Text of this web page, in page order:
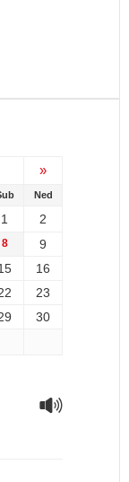
»
Ned
1
2
8
9
16
23
30